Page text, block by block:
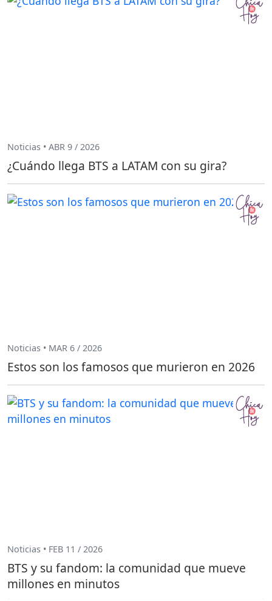
Noticias • ABR 9 / 2026
¿Cuándo llega BTS a LATAM con su gira?
Noticias • MAR 6 / 2026
Estos son los famosos que murieron en 2026
Noticias • FEB 11 / 2026
BTS y su fandom: la comunidad que mueve
millones en minutos